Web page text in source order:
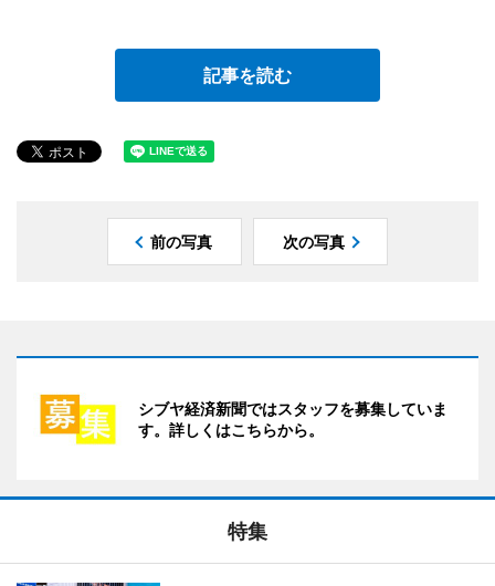
記事を読む
前の写真 次の写真
シブヤ経済新聞ではスタッフを募集していま
す。詳しくはこちらから。
特集